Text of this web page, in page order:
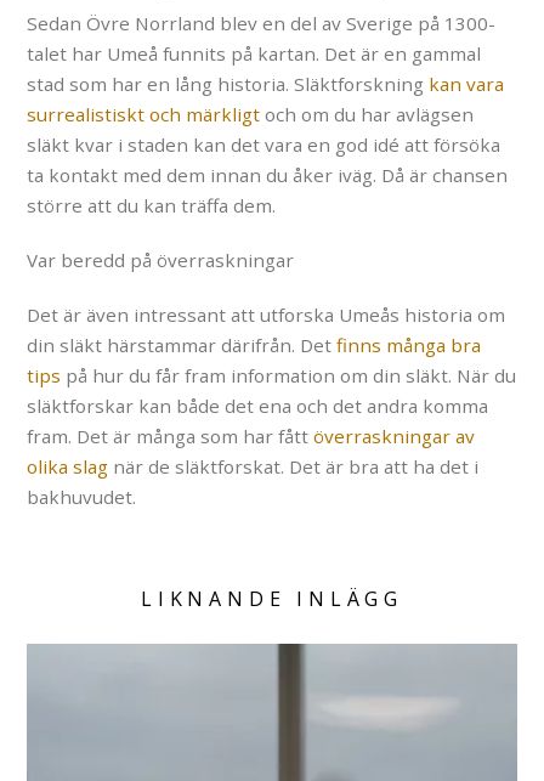
Sedan Övre Norrland blev en del av Sverige på 1300-
talet har Umeå funnits på kartan. Det är en gammal
stad som har en lång historia. Släktforskning kan vara
surrealistiskt och märkligt och om du har avlägsen
släkt kvar i staden kan det vara en god idé att försöka
ta kontakt med dem innan du åker iväg. Då är chansen
större att du kan träffa dem.
Var beredd på överraskningar
Det är även intressant att utforska Umeås historia om
din släkt härstammar därifrån. Detfinns många bra
tips på hur du får fram information om din släkt. När du
släktforskar kan både det ena och det andra komma
fram. Det är många som har fåttöverraskningar av
olika slag när de släktforskat. Det är bra att ha det i
bakhuvudet.
LIKNANDE INLÄGG